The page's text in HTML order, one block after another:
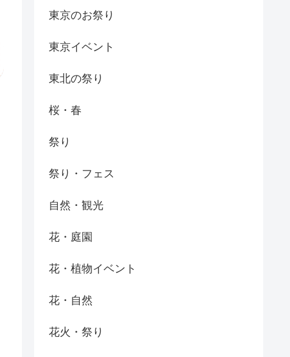
東京のお祭り
東京イベント
東北の祭り
桜・春
祭り
祭り・フェス
自然・観光
花・庭園
花・植物イベント
花・自然
花火・祭り